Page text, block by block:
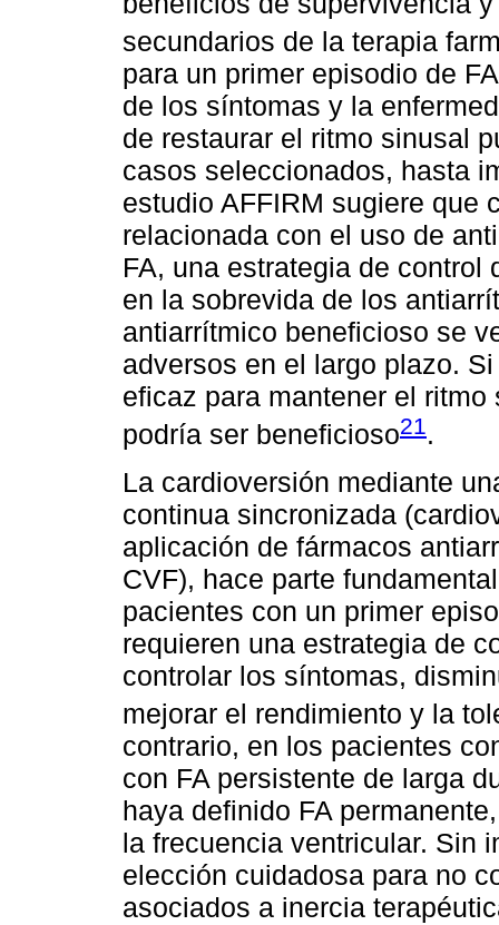
secundarios de la terapia
para un primer episodio de
de los síntomas y la
de restaurar el ritmo sinusal
casos seleccionados, hasta
estudio AFFIRM sugiere que
relacionada con el uso de
FA, una estrategia de
en la sobrevida de los
antiarrítmico beneficioso se
adversos en el largo plazo.
eficaz para mantener el
podría ser beneficioso21.
La cardioversión mediante
continua sincronizada
aplicación de fármacos
CVF), hace parte
pacientes con un primer
requieren una estrategia de
controlar los síntomas,
mejorar el rendimiento y la
contrario, en los pacientes
con FA persistente de larga
haya definido FA
la frecuencia ventricular. Sin
elección cuidadosa para no
asociados a inercia